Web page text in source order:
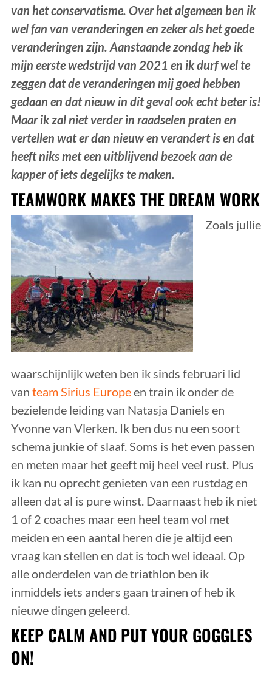
van het conservatisme. Over het algemeen ben ik
wel fan van veranderingen en zeker als het goede
veranderingen zijn. Aanstaande zondag heb ik
mijn eerste wedstrijd van 2021 en ik durf wel te
zeggen dat de veranderingen mij goed hebben
gedaan en dat nieuw in dit geval ook echt beter is!
Maar ik zal niet verder in raadselen praten en
vertellen wat er dan nieuw en verandert is en dat
heeft niks met een uitblijvend bezoek aan de
kapper of iets degelijks te maken.
TEAMWORK MAKES THE DREAM WORK
Zoals jullie
waarschijnlijk weten ben ik sinds februari lid
van team Sirius Europeen train ik onder de
bezielende leiding van Natasja Daniels en
Yvonne van Vlerken. Ik ben dus nu een soort
schema junkie of slaaf. Soms is het even passen
en meten maar het geeft mij heel veel rust. Plus
ik kan nu oprecht genieten van een rustdag en
alleen dat al is pure winst. Daarnaast heb ik niet
1 of 2 coaches maar een heel team vol met
meiden en een aantal heren die je altijd een
vraag kan stellen en dat is toch wel ideaal. Op
alle onderdelen van de triathlon ben ik
inmiddels iets anders gaan trainen of heb ik
nieuwe dingen geleerd.
KEEP CALM AND PUT YOUR GOGGLES
ON!